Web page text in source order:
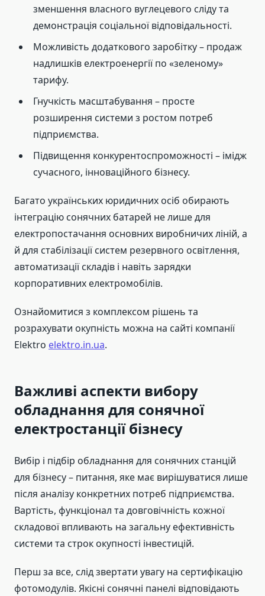
зменшення власного вуглецевого сліду та
демонстрація соціальної відповідальності.
Можливість додаткового заробітку – продаж
надлишків електроенергії по «зеленому»
тарифу.
Гнучкість масштабування – просте
розширення системи з ростом потреб
підприємства.
Підвищення конкурентоспроможності – імідж
сучасного, інноваційного бізнесу.
Багато українських юридичних осіб обирають
інтеграцію сонячних батарей не лише для
електропостачання основних виробничих ліній, а
й для стабілізації систем резервного освітлення,
автоматизації складів і навіть зарядки
корпоративних електромобілів.
Ознайомитися з комплексом рішень та
розрахувати окупність можна на сайті компанії
Elektro elektro.in.ua.
Важливі аспекти вибору
обладнання для сонячної
електростанції бізнесу
Вибір і підбір обладнання для сонячних станцій
для бізнесу – питання, яке має вирішуватися лише
після аналізу конкретних потреб підприємства.
Вартість, функціонал та довговічність кожної
складової впливають на загальну ефективність
системи та строк окупності інвестицій.
Перш за все, слід звертати увагу на сертифікацію
фотомодулів. Якісні сонячні панелі відповідають